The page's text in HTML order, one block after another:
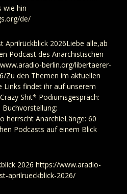
wie hin
de/
Aprilrückblick 2026Liebe alle,ab
Podcast des Anarchistischen
berlin.org/libertaerer-
Zu den Themen im aktuellen
Links findet ihr auf unserem
Shit* Podiumsgespräch:
herrscht AnarchieLänge: 60
Podcasts auf einem Blick
2026 https://www.aradio-
aprilrueckblick-2026/